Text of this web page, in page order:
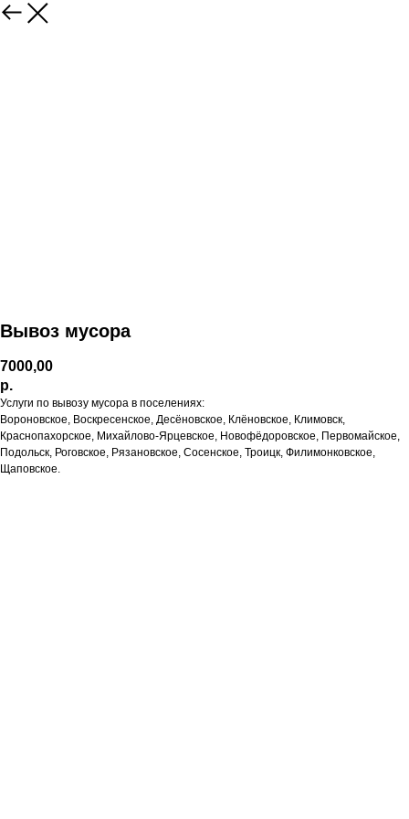
Вывоз мусора
7000,00
р.
Услуги по вывозу мусора в поселениях:
Вороновское, Воскресенское, Десёновское, Клёновское, Климовск,
Краснопахорское, Михайлово-Ярцевское, Новофёдоровское, Первомайское,
Подольск, Роговское, Рязановское, Сосенское, Троицк, Филимонковское,
Щаповское.